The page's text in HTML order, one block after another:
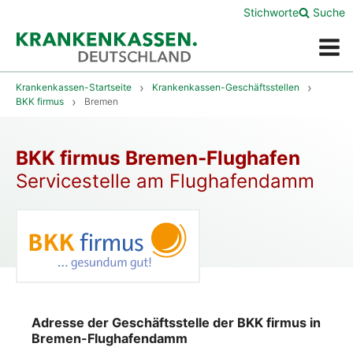
Menü
Stichworte Suche
Krankenkassen-Startseite
Krankenkassen-Geschäftsstellen
BKK firmus
Bremen
BKK firmus Bremen-Flughafen
Servicestelle am Flughafendamm
Adresse der Geschäftsstelle der BKK firmus in
Bremen-Flughafendamm